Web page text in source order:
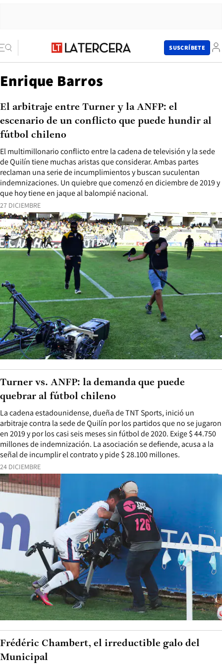
SUSCRÍBETE
Enrique Barros
27 DICIEMBRE
El multimillonario conflicto entre la cadena de televisión y la sede
de Quilín tiene muchas aristas que considerar. Ambas partes
reclaman una serie de incumplimientos y buscan suculentan
indemnizaciones. Un quiebre que comenzó en diciembre de 2019 y
que hoy tiene en jaque al balompié nacional.
El arbitraje entre Turner y la ANFP: el
escenario de un conflicto que puede hundir al
fútbol chileno
24 DICIEMBRE
La cadena estadounidense, dueña de TNT Sports, inició un
arbitraje contra la sede de Quilín por los partidos que no se jugaron
en 2019 y por los casi seis meses sin fútbol de 2020. Exige $ 44.750
millones de indemnización. La asociación se defiende, acusa a la
señal de incumplir el contrato y pide $ 28.100 millones.
Turner vs. ANFP: la demanda que puede
quebrar al fútbol chileno
Frédéric Chambert, el irreductible galo del
Municipal